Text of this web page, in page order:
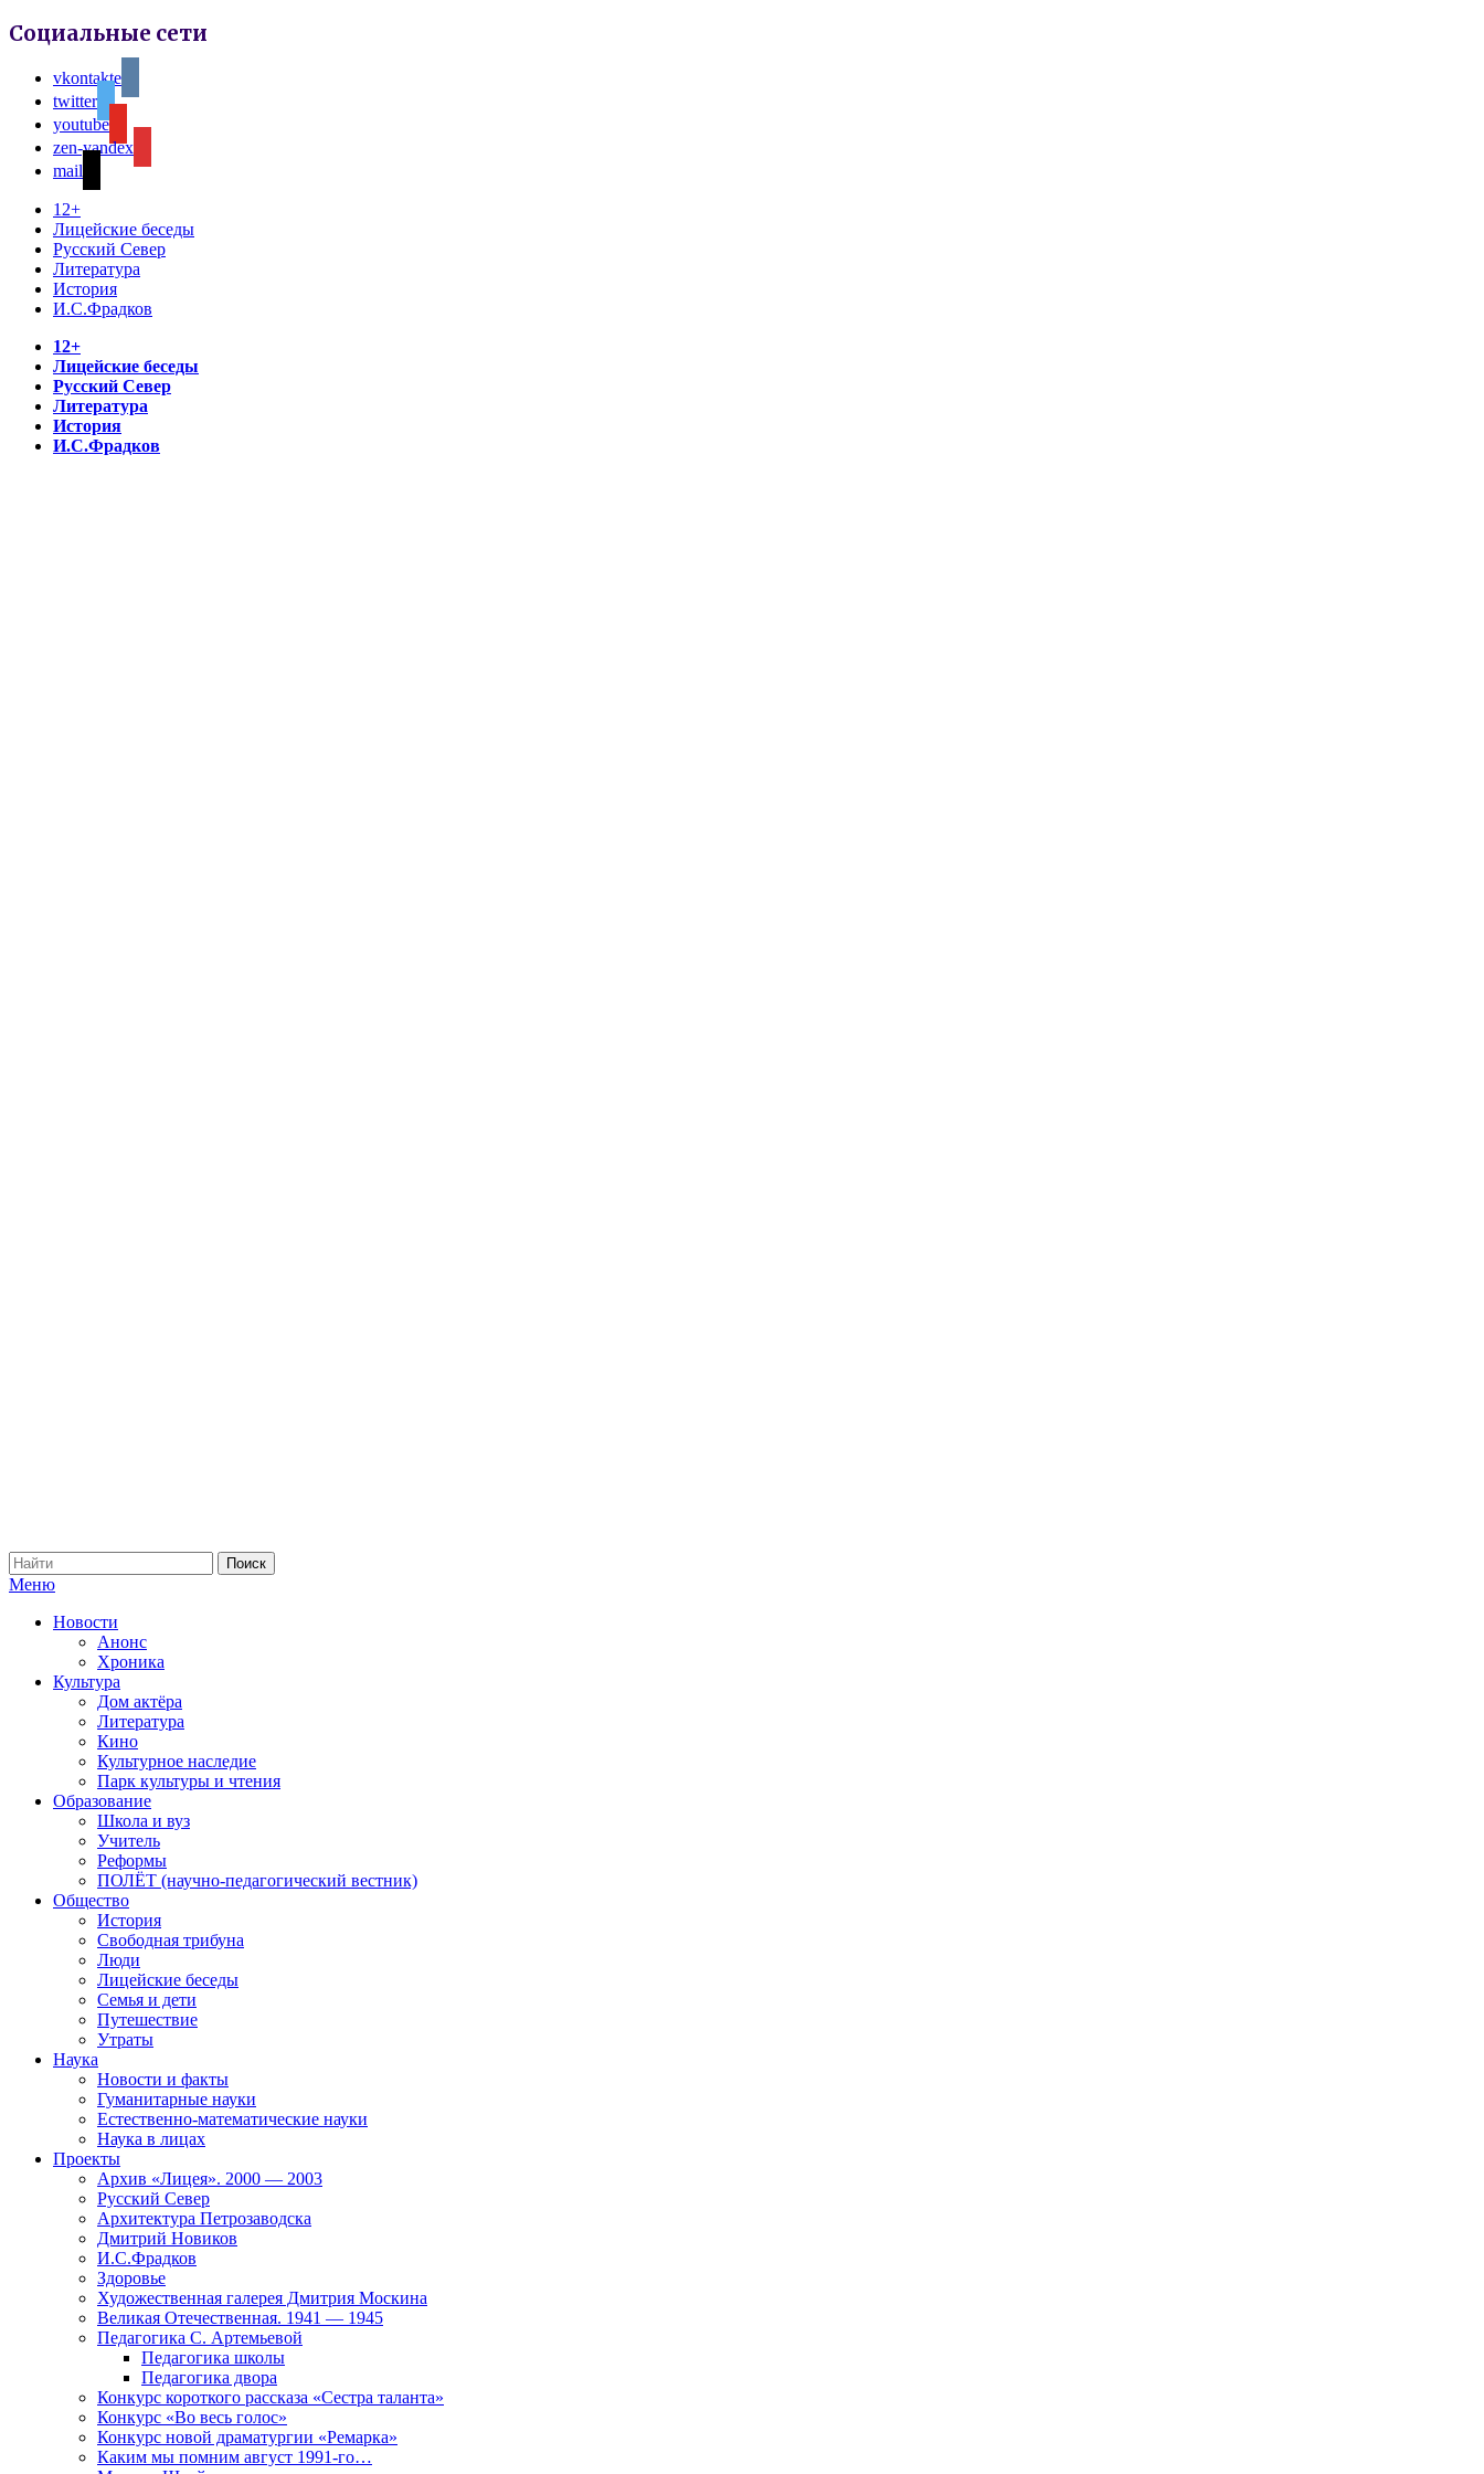
Социальные сети
vkontakte
twitter
youtube
zen-yandex
mail
12+
Лицейские беседы
Русский Север
Литература
История
И.С.Фрадков
12+
Лицейские беседы
Русский Север
Литература
История
И.С.Фрадков
Меню
Новости
Анонс
Хроника
Культура
Дом актёра
Литература
Кино
Культурное наследие
Парк культуры и чтения
Образование
Школа и вуз
Учитель
Реформы
ПОЛЁТ (научно-педагогический вестник)
Общество
История
Свободная трибуна
Люди
Лицейские беседы
Семья и дети
Путешествие
Утраты
Наука
Новости и факты
Гуманитарные науки
Естественно-математические науки
Наука в лицах
Проекты
Архив «Лицея». 2000 — 2003
Русский Север
Архитектура Петрозаводска
Дмитрий Новиков
И.С.Фрадков
Здоровье
Художественная галерея Дмитрия Москина
Великая Отечественная. 1941 — 1945
Педагогика С. Артемьевой
Педагогика школы
Педагогика двора
Конкурс короткого рассказа «Сестра таланта»
Конкурс «Во весь голос»
Конкурс новой драматургии «Ремарка»
Каким мы помним август 1991-го…